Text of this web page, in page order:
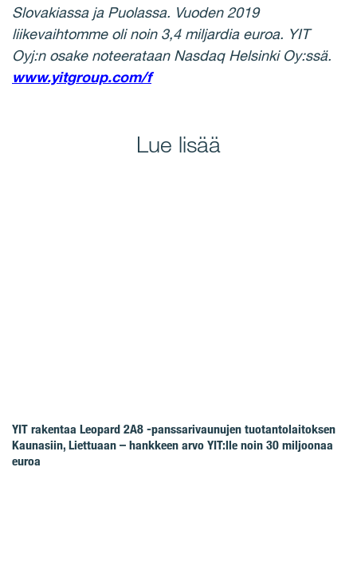
Slovakiassa ja Puolassa. Vuoden 2019
liikevaihtomme oli noin 3,4 miljardia euroa. YIT
Oyj:n osake noteerataan Nasdaq Helsinki Oy:ssä.
www.yitgroup.com/f
Lue lisää
YIT rakentaa Leopard 2A8 -panssarivaunujen tuotantolaitoksen
Kaunasiin, Liettuaan – hankkeen arvo YIT:lle noin 30 miljoonaa
euroa